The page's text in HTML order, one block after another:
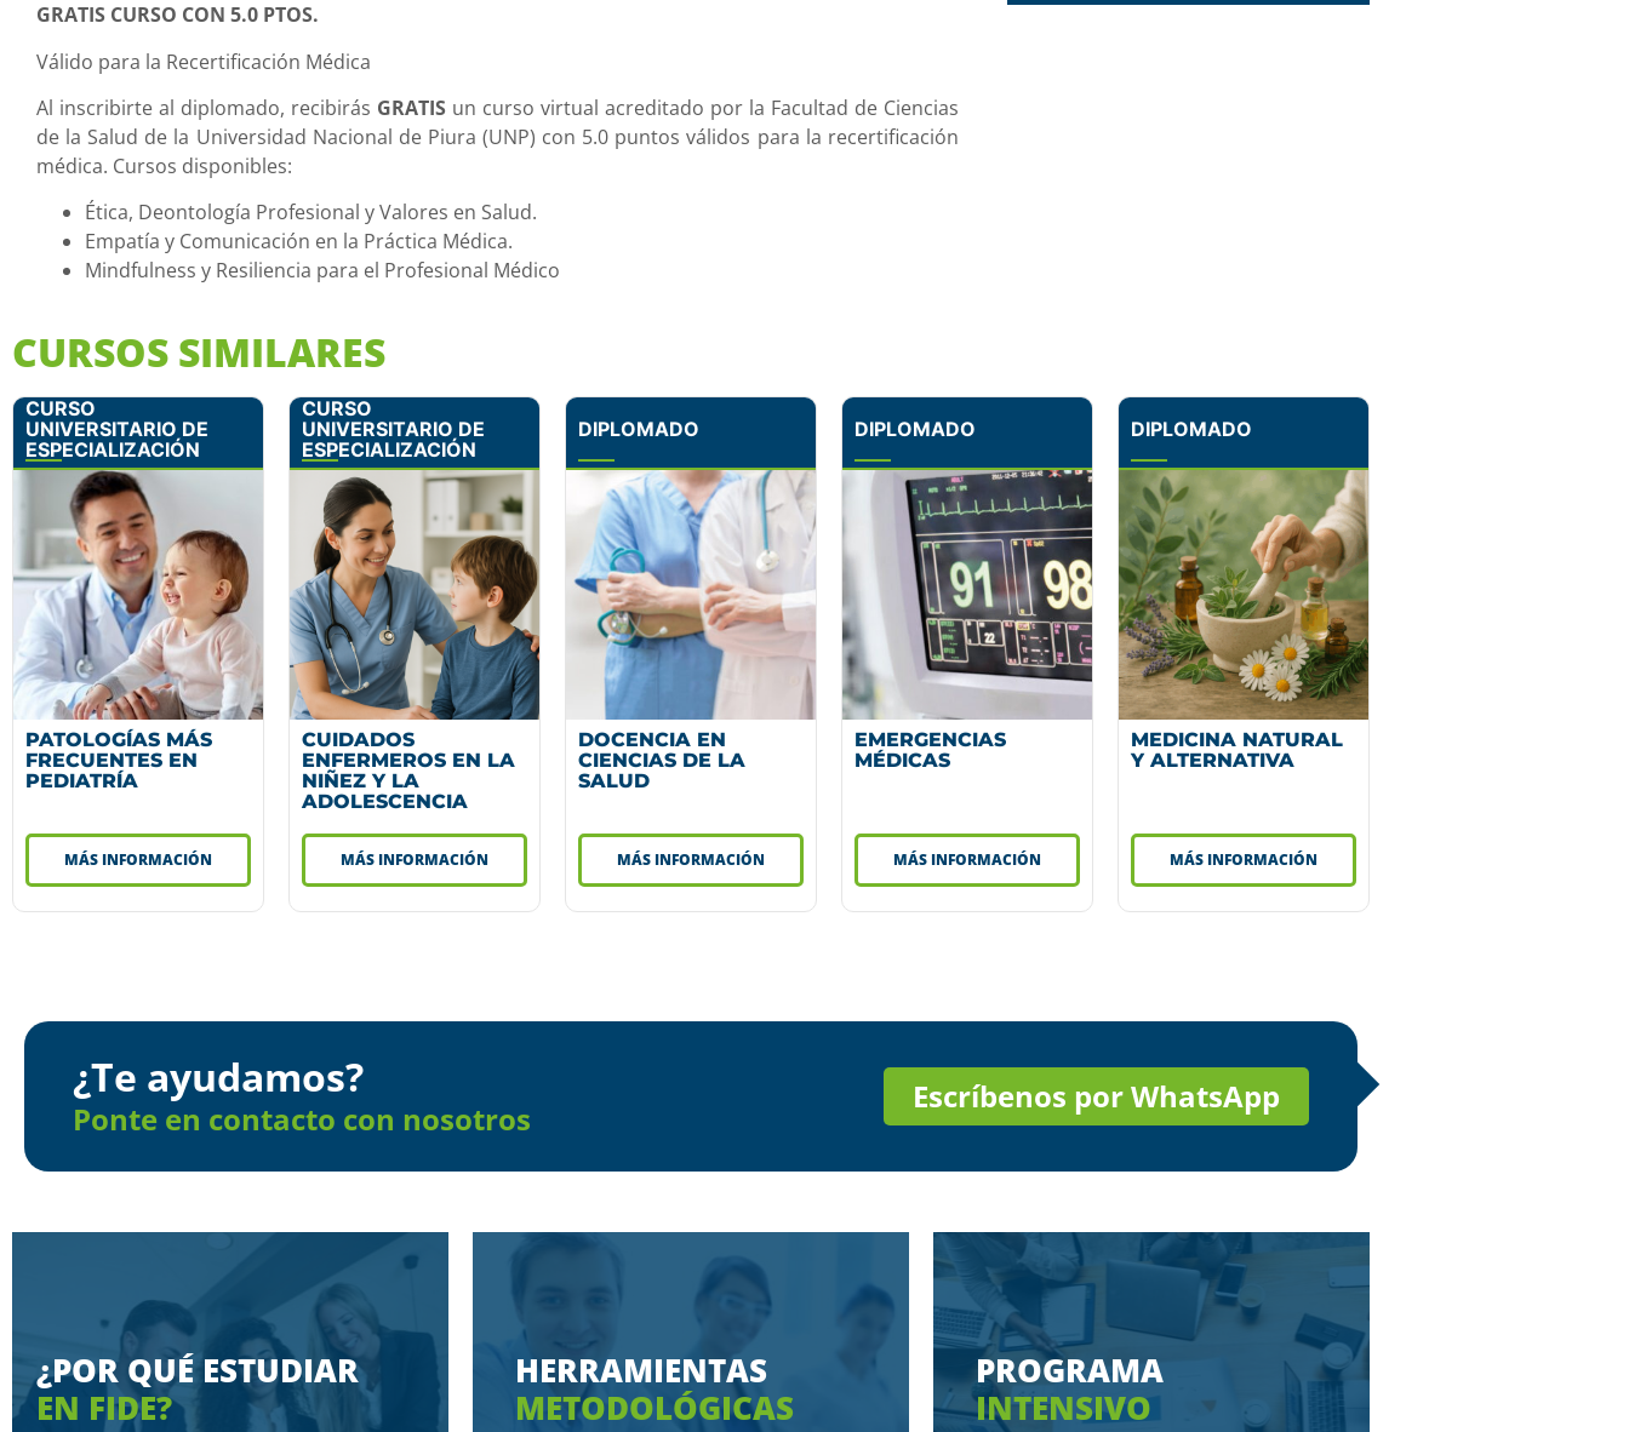
GRATIS CURSO CON 5.0 PTOS.
Válido para la Recertificación Médica
Al inscribirte al diplomado, recibirás GRATISun curso virtual acreditado por la Facultad de Ciencias
de la Salud de la Universidad Nacional de Piura (UNP) con 5.0 puntos válidos para la recertificación
médica. Cursos disponibles:
Ética, Deontología Profesional y Valores en Salud.
Empatía y Comunicación en la Práctica Médica.
Mindfulness y Resiliencia para el Profesional Médico
CURSOS SIMILARES
CURSO
UNIVERSITARIO DE
ESPECIALIZACIÓN
PATOLOGÍAS MÁS
FRECUENTES EN
PEDIATRÍA
MÁS INFORMACIÓN
CURSO
UNIVERSITARIO DE
ESPECIALIZACIÓN
CUIDADOS
ENFERMEROS EN LA
NIÑEZ Y LA
ADOLESCENCIA
MÁS INFORMACIÓN
DIPLOMADO
DOCENCIA EN
CIENCIAS DE LA
SALUD
MÁS INFORMACIÓN
DIPLOMADO
EMERGENCIAS
MÉDICAS
MÁS INFORMACIÓN
DIPLOMADO
MEDICINA NATURAL
Y ALTERNATIVA
MÁS INFORMACIÓN
¿Te ayudamos?
Ponte en contacto con nosotros
Escríbenos por WhatsApp
¿POR QUÉ ESTUDIAR
EN FIDE?
HERRAMIENTAS
METODOLÓGICAS
PROGRAMA
INTENSIVO